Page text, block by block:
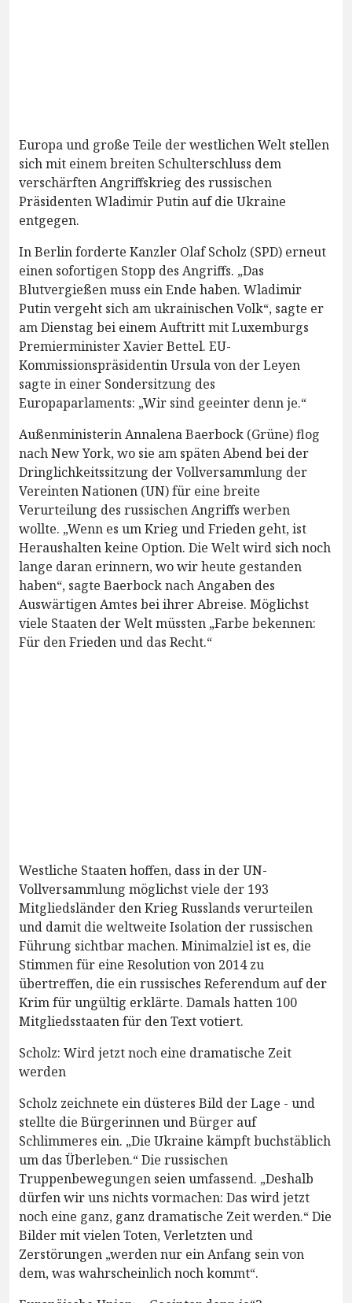
Europa und große Teile der westlichen Welt stellen
sich mit einem breiten Schulterschluss dem
verschärften Angriffskrieg des russischen
Präsidenten Wladimir Putin auf die Ukraine
entgegen.
In Berlin forderte Kanzler Olaf Scholz (SPD) erneut
einen sofortigen Stopp des Angriffs. „Das
Blutvergießen muss ein Ende haben. Wladimir
Putin vergeht sich am ukrainischen Volk“, sagte er
am Dienstag bei einem Auftritt mit Luxemburgs
Premierminister Xavier Bettel. EU-
Kommissionspräsidentin Ursula von der Leyen
sagte in einer Sondersitzung des
Europaparlaments: „Wir sind geeinter denn je.“
Außenministerin Annalena Baerbock (Grüne) flog
nach New York, wo sie am späten Abend bei der
Dringlichkeitssitzung der Vollversammlung der
Vereinten Nationen (UN) für eine breite
Verurteilung des russischen Angriffs werben
wollte. „Wenn es um Krieg und Frieden geht, ist
Heraushalten keine Option. Die Welt wird sich noch
lange daran erinnern, wo wir heute gestanden
haben“, sagte Baerbock nach Angaben des
Auswärtigen Amtes bei ihrer Abreise. Möglichst
viele Staaten der Welt müssten „Farbe bekennen:
Für den Frieden und das Recht.“
Westliche Staaten hoffen, dass in der UN-
Vollversammlung möglichst viele der 193
Mitgliedsländer den Krieg Russlands verurteilen
und damit die weltweite Isolation der russischen
Führung sichtbar machen. Minimalziel ist es, die
Stimmen für eine Resolution von 2014 zu
übertreffen, die ein russisches Referendum auf der
Krim für ungültig erklärte. Damals hatten 100
Mitgliedsstaaten für den Text votiert.
Scholz: Wird jetzt noch eine dramatische Zeit
werden
Scholz zeichnete ein düsteres Bild der Lage - und
stellte die Bürgerinnen und Bürger auf
Schlimmeres ein. „Die Ukraine kämpft buchstäblich
um das Überleben.“ Die russischen
Truppenbewegungen seien umfassend. „Deshalb
dürfen wir uns nichts vormachen: Das wird jetzt
noch eine ganz, ganz dramatische Zeit werden.“ Die
Bilder mit vielen Toten, Verletzten und
Zerstörungen „werden nur ein Anfang sein von
dem, was wahrscheinlich noch kommt“.